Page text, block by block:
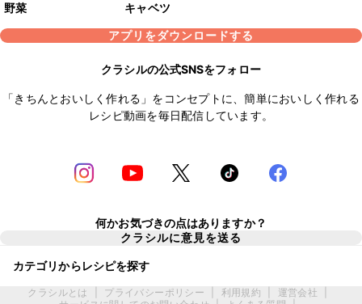
野菜
キャベツ
アプリをダウンロードする
クラシルの公式SNSをフォロー
「きちんとおいしく作れる」をコンセプトに、簡単においしく作れる
レシピ動画を毎日配信しています。
何かお気づきの点はありますか？
クラシルに意見を送る
カテゴリからレシピを探す
クラシルとは プライバシーポリシー 利用規約 運営会社